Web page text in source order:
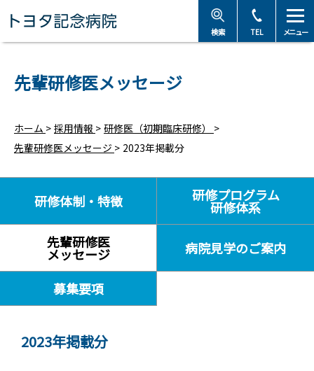
メニュー
TEL
検索
先輩研修医メッセージ
ホーム > 採用情報 > 研修医（初期臨床研修）
>
先輩研修医メッセージ > 2023年掲載分
研修体制・特徴 研修プログラム
研修体系
先輩研修医
メッセージ 病院見学のご案内
募集要項
2023年掲載分